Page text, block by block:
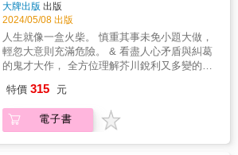
&mdash;&mdash;中島京子（直木獎得獎作
家） & 小說裡的地點和事物，至今都令我印象
深刻。在庭院、高速公路、餐桌與一家人「平
時的場所」，記憶的碎片漸漸湧上，帶來些許
不可思議與魅力。 &mdash;&mdash;守屋佳奈
子（筑摩書房編輯） & ▍讀者好評感想 ◎ 如
同凝視著美麗結晶慢慢形成的過程，是一段極
其寧靜而深沉的時光&hellip;&hellip;色彩、氣
味、形狀以及生活中所有困難都毫無保留地承
起煩躁更難受的是，我希望你活下去。我只
是，希望你活下去。希望你明天也活著。只是
這樣而已。可是，因為那是無法實現的願望，
所以我一直裝出煩躁不耐的模樣。不過，已經
夠了。我要拚了命祈禱。為你祈禱。 & ＃ 這份
屬於澄香的，只屬於我的東西。我完全沒有希
念頭。無論身體，或心情，都是我的，是只屬
於我們的，珍貴的東西。 & ▍名家推薦 這是一
個可謂之「神聖家庭」的家庭故事。
洋中的一條船》；阮劇團《大路：七天》、
《釣蝦場的十日談》；同黨劇團《上帝公的香
火袋》；不可無料劇場《老池攝交場－尬游派
對》、《玉面》、《一個公務員的誕生》等。
& 本書特色 & &bull;傳承典雅生動的台文語詞
&bull;因應潮流，創造更適於現代情境的新詞，
以供廣泛使用 &bull;提升大眾台文聽說讀接受
閱聽選擇 & &
家族、生活與情感的思索，然而懊喪的敘事，
藏不住鋒利的文氣，簡潔有力、於心無愧：斷
簡式描繪碎裂人生的〈葉〉；以母性記憶來撕
毀寫壞的人生原稿的〈回憶〉；對乏味情感倍
感徒勞的〈列車〉；處理知識分子對創作的焦
具〉與意識流的〈逆行〉等等對小說語法（命
運）的試探（扣問）。 書中收錄的中短篇，擁
有獨立視角又貫穿於不信任、不安、抑鬱的核
是自己的肉體！ & 小說描述一名在文壇中頗負
盛名、卻不斷被女人愚弄的醜陋老作家俊輔，
透過操控一名長相俊美的男同志悠一，去報復
那些辜負自己的女人們。 & 「天菜」悠一天生
就對女人沒有慾望，但他卻被迫犯下與美少女
康子結婚、同床交媾的罪刑。 & 更進一步，俊
品」，讓三個女人互相嫉妒，實現自己年輕時
想做，卻無法辦到的事&hellip;&hellip; & 不只
是一部精采、暗潮洶湧的小說， 關於《禁
大牌出版 出版
2024/05/08 出版
人生就像一盒火柴。 慎重其事未免小題大做，
輕忽大意則充滿危險。 & 看盡人心矛盾與糾葛
的鬼才大作， 全方位理解芥川銳利又多變的書
但或許可以從中窺見我思想上變化的軌跡與脈
絡。──芥川龍之介 & 日本文壇最令人驚豔的
「鬼才」、「短篇小說之王」芥川龍之介，在
特價 315 元
電子書